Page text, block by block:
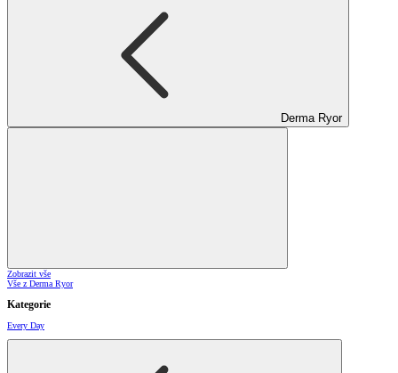
Derma Ryor
Zobrazit vše
Vše z Derma Ryor
Kategorie
Every Day